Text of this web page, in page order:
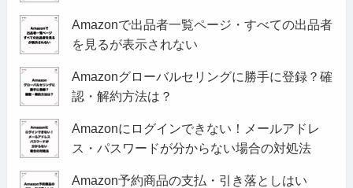
Amazonで出品者一覧ページ・すべての出品者
を見るが表示されない
Amazonグローバルセリングに勝手に登録？確
認・解約方法は？
Amazonにログインできない！メールアドレ
ス・パスワードが分からない場合の対処法
Amazon予約商品の支払・引き落としはい